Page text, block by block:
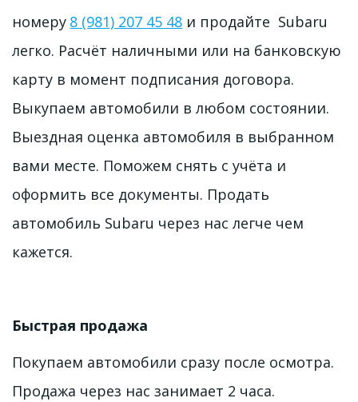
номеру 8 (981) 207 45 48 и продайте  Subaru
легко. Расчёт наличными или на банковскую
карту в момент подписания договора.
Выкупаем автомобили в любом состоянии.
Выездная оценка автомобиля в выбранном
вами месте. Поможем снять с учёта и
оформить все документы. Продать
автомобиль Subaru через нас легче чем
кажется.
Быстрая продажа
Покупаем автомобили сразу после осмотра.
Продажа через нас занимает 2 часа.